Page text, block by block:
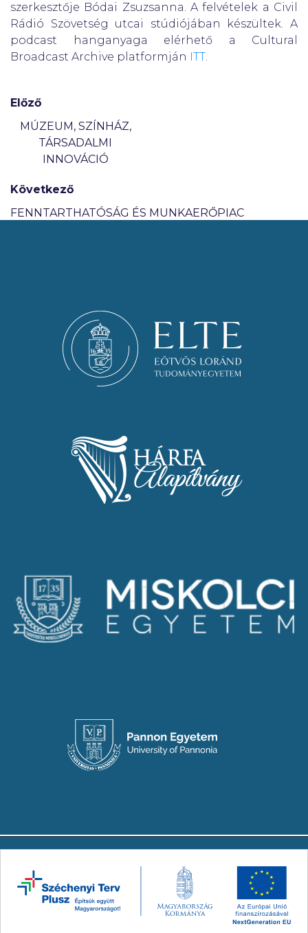
szerkesztője Bódai Zsuzsanna. A felvételek a Civil
Rádió Szövetség utcai stúdiójában készültek. A
podcast hanganyaga elérhető a Cultural
Broadcast Archive platformján ITT.
Előző
MÚZEUM, SZÍNHÁZ,
TÁRSADALMI
INNOVÁCIÓ
Következő
FENNTARTHATÓSÁG ÉS MUNKAERŐPIAC
Innovációs Nemzeti Laboratórium (TINLAB)
konzorcium megbízásából. Minden jog
fenntartva.